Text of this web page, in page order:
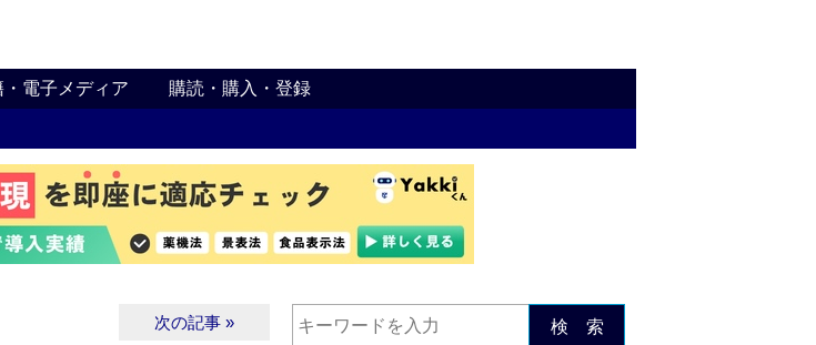
・電子メディア 購読・購入・登録
次の記事 » 検 索